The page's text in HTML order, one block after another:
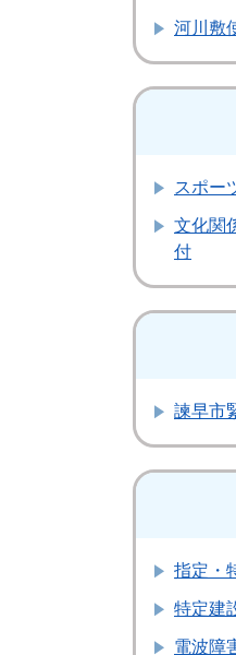
河川敷
スポー
文化関
付
諫早市
指定・
特定建
電波障